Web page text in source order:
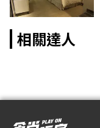
相關達人